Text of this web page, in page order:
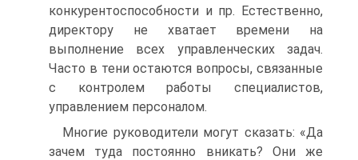
конкурентоспособности и пр. Естественно,
директору не хватает времени на
выполнение всех управленческих задач.
Часто в тени остаются вопросы, связанные
с контролем работы специалистов,
управлением персоналом.
Многие руководители могут сказать: «Да
зачем туда постоянно вникать? Они же